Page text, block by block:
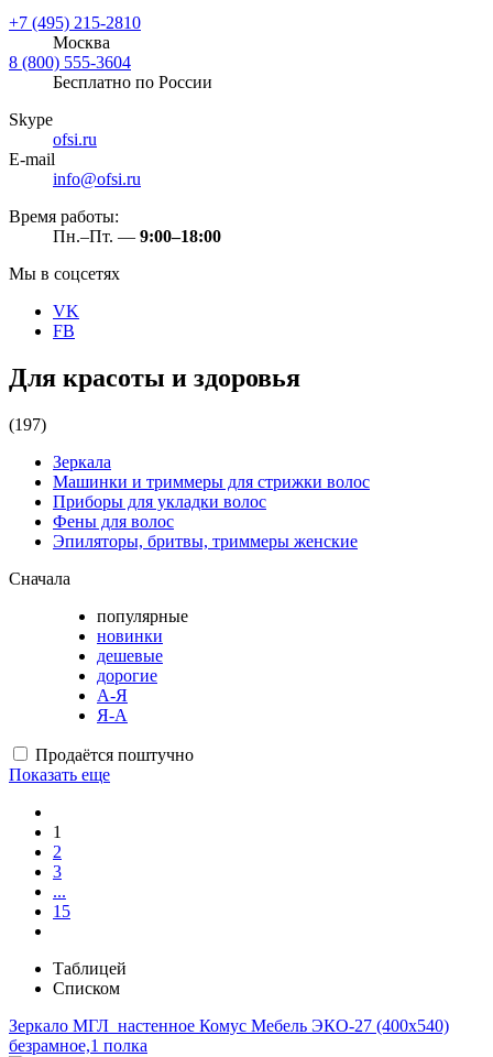
+7 (495) 215-2810
Москва
8 (800) 555-3604
Бесплатно по России
Skype
ofsi.ru
E-mail
info@ofsi.ru
Время работы:
Пн.–Пт. — 9:00–18:00
Мы в соцсетях
VK
FB
Для красоты и здоровья
(197)
Зеркала
Машинки и триммеры для стрижки волос
Приборы для укладки волос
Фены для волос
Эпиляторы, бритвы, триммеры женские
Сначала
популярные
новинки
дешевые
дорогие
А-Я
Я-А
Продаётся поштучно
Показать еще
1
2
3
...
15
Таблицей
Списком
Зеркало МГЛ_настенное Комус Мебель ЭКО-27 (400x540)
безрамное,1 полка